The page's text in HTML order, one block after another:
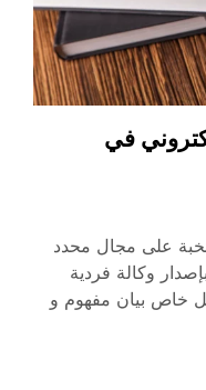
في
على مجال محدد
وكالة فردية
خاص بيان مفهوم و